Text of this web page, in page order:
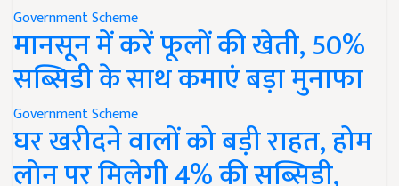
Government Scheme
मानसून में करें फूलों की खेती, 50%
सब्सिडी के साथ कमाएं बड़ा मुनाफा
Government Scheme
घर खरीदने वालों को बड़ी राहत, होम
लोन पर मिलेगी 4% की सब्सिडी,